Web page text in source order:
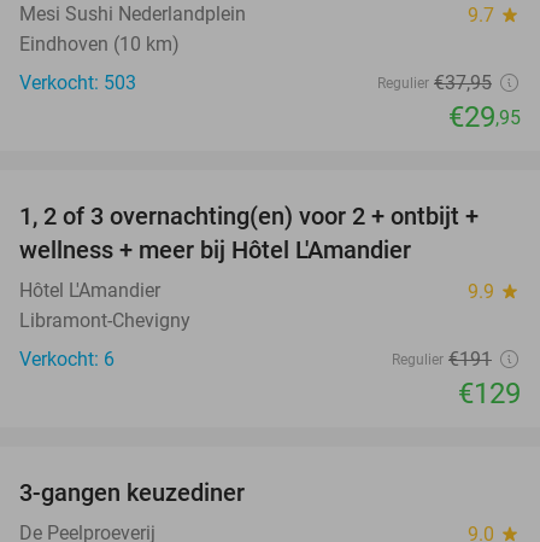
Mesi Sushi Nederlandplein 9.7 star
Eindhoven (10 km)
Verkocht: 503
Regulier €37,95
€29,95
32%
TODAY
1, 2 of 3 overnachting(en) voor 2 + ontbijt +
wellness + meer bij Hôtel L'Amandier
Hôtel L'Amandier 9.9 star
Libramont-Chevigny
Verkocht: 6
Regulier €191
€129
3-gangen keuzediner
De Peelproeverij 9.0 star